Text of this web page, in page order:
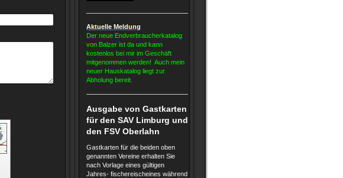
Aktuelle Meldung
Der neue Endverbraucherkatalog
von Balzer ist da und kann
kostenlos bei mir im Geschäft
mitgenommen werden! Auch mein
neuer Hauskatalog liegt zur
Abholung bereit.
Ausgabe von Gastkarten
für den SAV Limburg und
den FSV Oberlahn
Gastkarten für die beiden oben
genannten Vereine erhalten Sie
nach Vorlage eines gültigen
Jahres- fischereischeines während